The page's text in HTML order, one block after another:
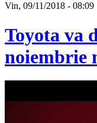
Vin, 09/11/2018 - 08:09
Toyota va
noiembrie